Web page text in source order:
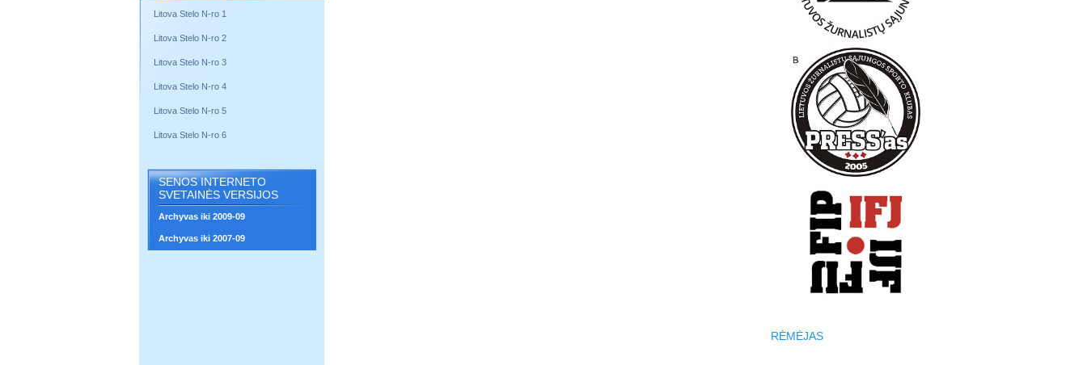
Litova Stelo N-ro 1
Litova Stelo N-ro 2
Litova Stelo N-ro 3
Litova Stelo N-ro 4
Litova Stelo N-ro 5
Litova Stelo N-ro 6
SENOS INTERNETO
SVETAINĖS VERSIJOS
Archyvas iki 2009-09
Archyvas iki 2007-09
RĖMĖJAS